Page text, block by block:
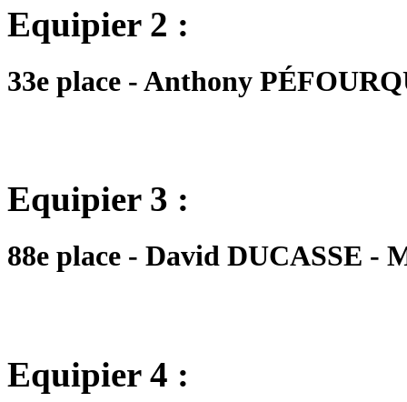
Equipier 2 :
33e place - Anthony
Equipier 3 :
88e place - David DUCASSE -
Equipier 4 :